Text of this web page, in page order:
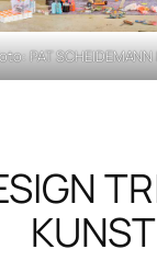
PAT
KUNST